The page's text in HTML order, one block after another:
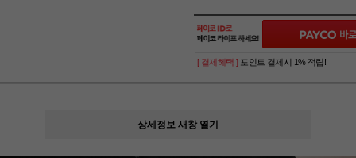
[ 결제혜택 ] 포인트 결제시 1% 적립!
상세정보 새창 열기